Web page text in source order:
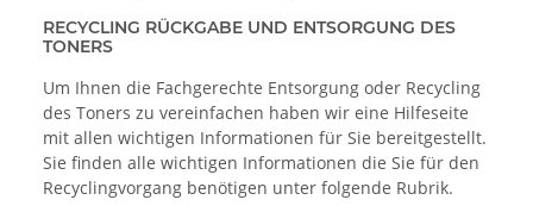
RECYCLING RÜCKGABE UND ENTSORGUNG DES
TONERS
Um Ihnen die Fachgerechte Entsorgung oder Recycling
des Toners zu vereinfachen haben wir eine Hilfeseite
mit allen wichtigen Informationen für Sie bereitgestellt.
Sie finden alle wichtigen Informationen die Sie für den
Recyclingvorgang benötigen unter folgende Rubrik.